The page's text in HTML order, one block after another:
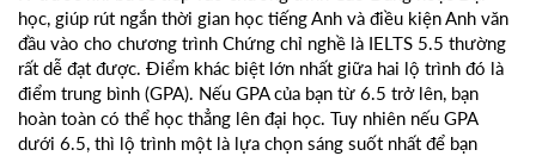
học, giúp rút ngắn thời gian học tiếng Anh và điều kiện Anh văn
đầu vào cho chương trình Chứng chỉ nghề là IELTS 5.5 thường
rất dễ đạt được. Điểm khác biệt lớn nhất giữa hai lộ trình đó là
điểm trung bình (GPA). Nếu GPA của bạn từ 6.5 trở lên, bạn
hoàn toàn có thể học thẳng lên đại học. Tuy nhiên nếu GPA
dưới 6.5, thì lộ trình một là lựa chọn sáng suốt nhất để bạn